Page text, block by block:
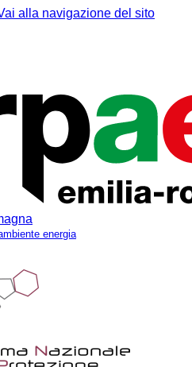
alla navigazione del sito
energia